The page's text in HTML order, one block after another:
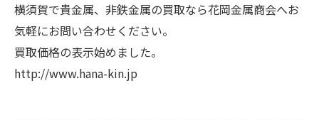
横須賀で貴金属、非鉄金属の買取なら花岡金属商会へお
気軽にお問い合わせください。
買取価格の表示始めました。
http://www.hana-kin.jp